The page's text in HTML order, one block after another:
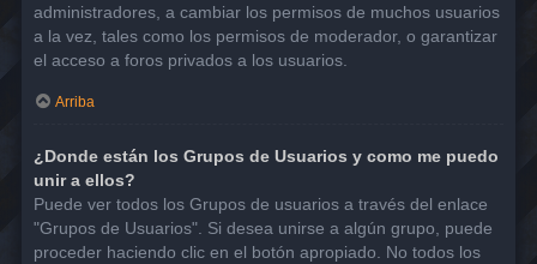
administradores, a cambiar los permisos de muchos usuarios
a la vez, tales como los permisos de moderador, o garantizar
el acceso a foros privados a los usuarios.
Arriba
¿Donde están los Grupos de Usuarios y como me puedo
unir a ellos?
Puede ver todos los Grupos de usuarios a través del enlace
"Grupos de Usuarios". Si desea unirse a algún grupo, puede
proceder haciendo clic en el botón apropiado. No todos los